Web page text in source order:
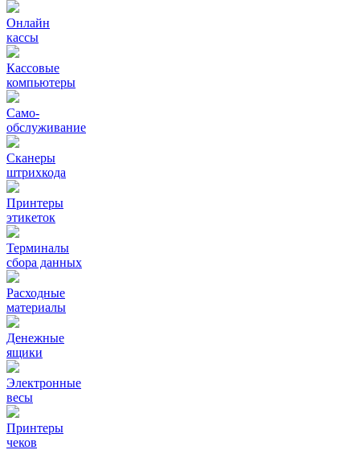
Онлайн
кассы
Кассовые
компьютеры
Само-
обслуживание
Сканеры
штрихкода
Принтеры
этикеток
Терминалы
сбора данных
Расходные
материалы
Денежные
ящики
Электронные
весы
Принтеры
чеков